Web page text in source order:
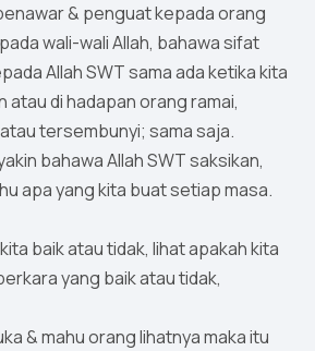
& penguat kepada orang
wali-wali Allah, bahawa sifat
Allah SWT sama ada ketika kita
atau di hadapan orang ramai,
tersembunyi; sama saja.
bahawa Allah SWT saksikan,
apa yang kita buat setiap masa.
baik atau tidak, lihat apakah kita
yang baik atau tidak,
& mahu orang lihatnya maka itu